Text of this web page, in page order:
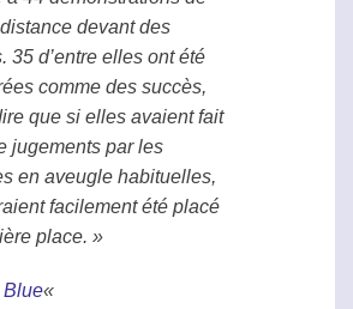
devant des
35 d’entre elles ont été
comme des succès,
que si elles avaient fait
jugements par les
en aveugle habituelles,
facilement été placé
place. »
«